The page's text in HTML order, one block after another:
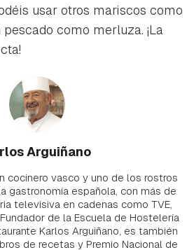
usar otros mariscos como
como merluza. ¡La
Arguiñano
cocinero vasco y uno de los rostros
gastronomía española, con más de
televisiva en cadenas como TVE,
de la Escuela de Hostelería
Karlos Arguiñano, es también
de recetas y Premio Nacional de